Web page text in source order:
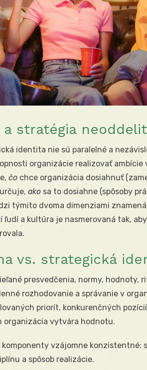
stratégia
identita nie sú paralelné a
organizácie realizovať ambície
čo chce organizácia dosiahnuť
ako sa to dosiahne (spôsoby
týmito dvoma dimenziami
a kultúra je nasmerovaná tak,
vs. strategická
presvedčenia, normy, hodnoty,
rozhodovanie a správanie v
priorít, konkurenčných
organizácia vytvára hodnotu.
vzájomne konzistentné:
a spôsob realizácie.